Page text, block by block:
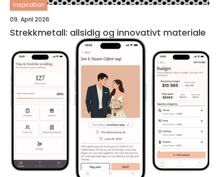
inspiration
09. April 2026
Strekkmetall: allsidig og innovativt materiale